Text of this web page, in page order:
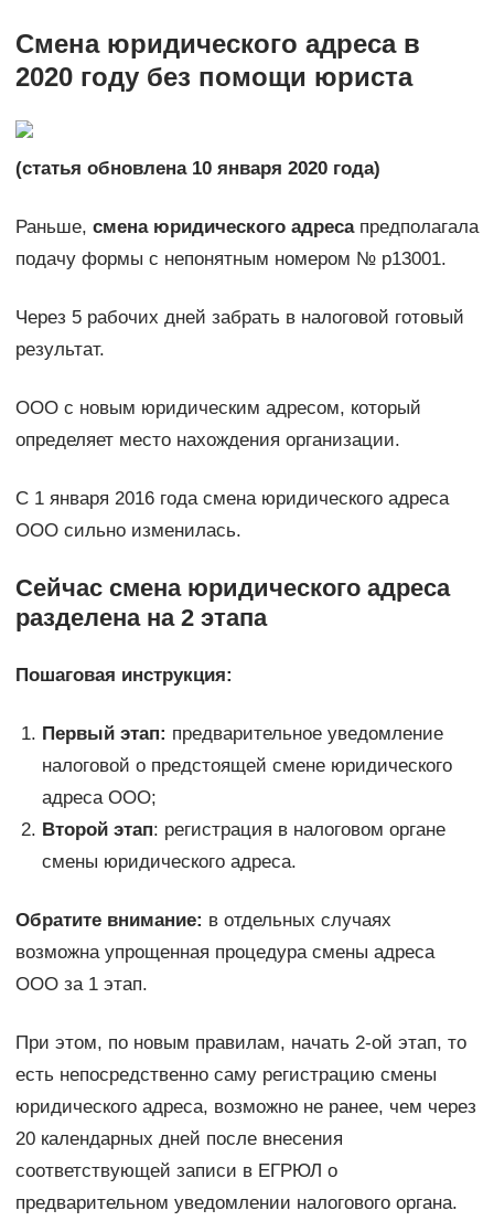
Смена юридического адреса в
2020 году без помощи юриста
(статья обновлена 10 января 2020 года)
Раньше, смена юридического адресапредполагала
подачу формы с непонятным номером № р13001.
Через 5 рабочих дней забрать в налоговой готовый
результат.
ООО с новым юридическим адресом, который
определяет место нахождения организации.
С 1 января 2016 года смена юридического адреса
ООО сильно изменилась.
Сейчас смена юридического адреса
разделена на 2 этапа
Пошаговая инструкция:
Первый этап: предварительное уведомление
налоговой о предстоящей смене юридического
адреса ООО;
Второй этап: регистрация в налоговом органе
смены юридического адреса.
Обратите внимание: в отдельных случаях
возможна упрощенная процедура смены адреса
ООО за 1 этап.
При этом, по новым правилам, начать 2-ой этап, то
есть непосредственно саму регистрацию смены
юридического адреса, возможно не ранее, чем через
20 календарных дней после внесения
соответствующей записи в ЕГРЮЛ о
предварительном уведомлении налогового органа.